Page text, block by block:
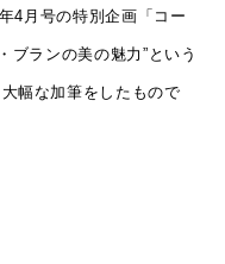
4月号の特別企画「コー
ブランの美の魅力”という
幅な加筆をしたもので